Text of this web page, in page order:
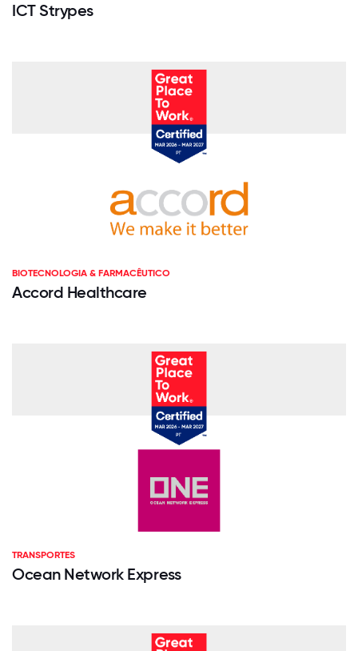
ICT Strypes
BIOTECNOLOGIA & FARMACÊUTICO
Accord Healthcare
TRANSPORTES
Ocean Network Express